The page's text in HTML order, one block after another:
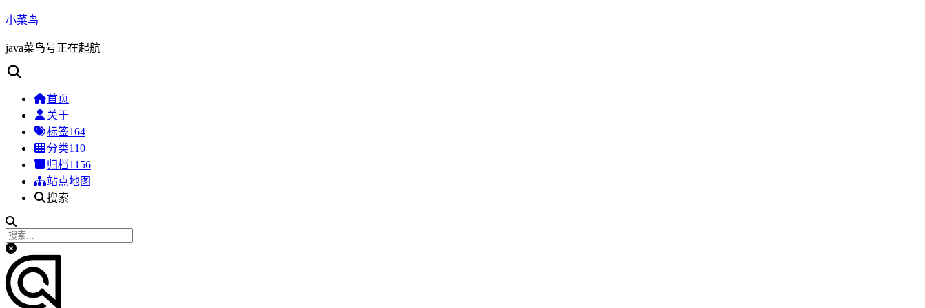
小菜鸟
java菜鸟号正在起航
首页
关于
标签164
分类110
归档1156
站点地图
搜索